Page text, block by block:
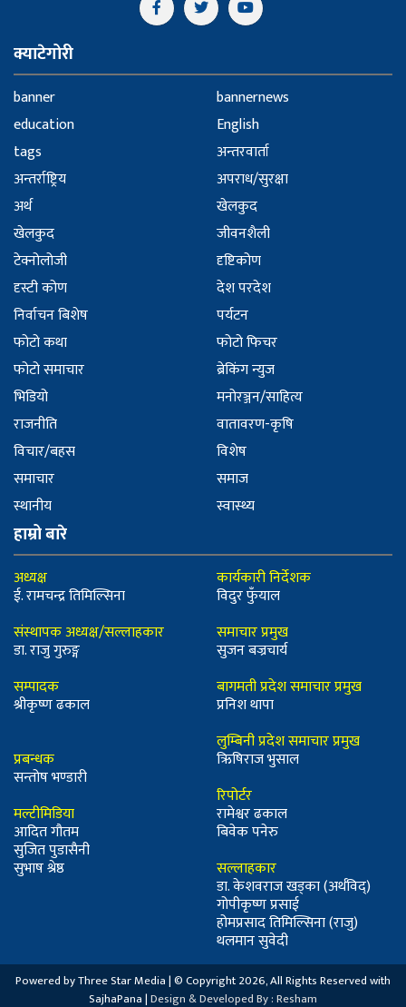
क्याटेगोरी
banner
bannernews
education
English
tags
अन्तरवार्ता
अन्तर्राष्ट्रिय
अपराध/सुरक्षा
अर्थ
खेलकुद
खेलकुद
जीवनशैली
टेक्नोलोजी
दृष्टिकोण
दृस्टी कोण
देश परदेश
निर्वाचन बिशेष
पर्यटन
फोटो कथा
फोटो फिचर
फोटो समाचार
ब्रेकिंग न्युज
भिडियो
मनोरञ्जन/साहित्य
राजनीति
वातावरण-कृषि
विचार/बहस
विशेष
समाचार
समाज
स्थानीय
स्वास्थ्य
हाम्रो बारे
अध्यक्ष
ई. रामचन्द्र तिमिल्सिना
संस्थापक अध्यक्ष/सल्लाहकार
डा. राजु गुरुङ्ग
सम्पादक
श्रीकृष्ण ढकाल
प्रबन्धक
सन्तोष भण्डारी
मल्टीमिडिया
आदित गौतम
सुजित पुडासैनी
सुभाष श्रेष्ठ
कार्यकारी निर्देशक
विदुर फुँयाल
समाचार प्रमुख
सुजन बज्रचार्य
बागमती प्रदेश समाचार प्रमुख
प्रनिश थापा
लुम्बिनी प्रदेश समाचार प्रमुख
ऋिषिराज भुसाल
रिपोर्टर
रामेश्वर ढकाल
बिवेक पनेरु
सल्लाहकार
डा. केशवराज खड्का (अर्थविद्)
गोपीकृष्ण प्रसाई
होमप्रसाद तिमिल्सिना (राजु)
थलमान सुवेदी
Powered by Three Star Media | © Copyright 2026, All Rights Reserved with
SajhaPana |Design & Developed By : Resham